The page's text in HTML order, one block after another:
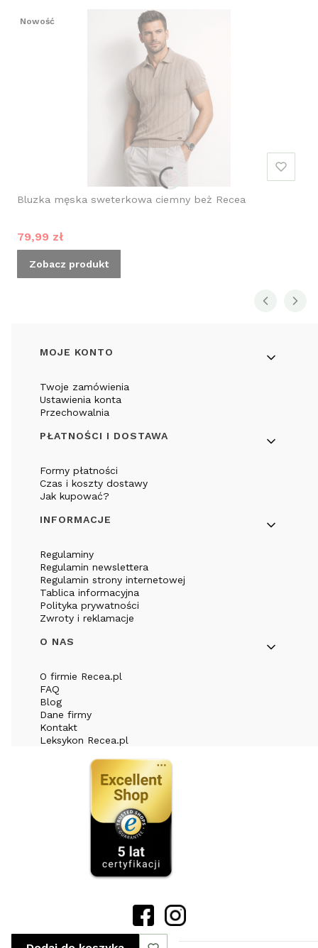
Nowość
Bluzka męska sweterkowa ciemny beż Recea
Cena promocyjna
79,99 zł
Zobacz produkt
Linki w stopce
MOJE KONTO
Twoje zamówienia
Ustawienia konta
Przechowalnia
PŁATNOŚCI I DOSTAWA
Formy płatności
Czas i koszty dostawy
Jak kupować?
INFORMACJE
Regulaminy
Regulamin newslettera
Regulamin strony internetowej
Tablica informacyjna
Polityka prywatności
Zwroty i reklamacje
O NAS
O firmie Recea.pl
FAQ
Blog
Dane firmy
Kontakt
Leksykon Recea.pl